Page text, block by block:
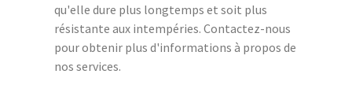
qu'elle dure plus longtemps et soit plus
résistante aux intempéries. Contactez-nous
pour obtenir plus d'informations à propos de
nos services.